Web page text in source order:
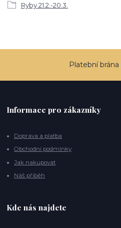
Ryby 21.2.-20.3.
Platební brána
Informace pro zákazníky
Doprava a platba
Obchodní podmínky
Jak nakupovat
Náš příběh
Kde nás najdete